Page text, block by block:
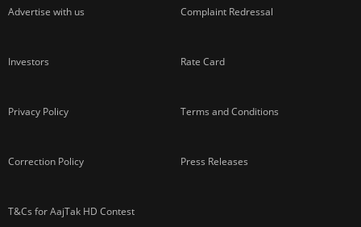
Advertise with us Complaint Redressal
Investors Rate Card
Privacy Policy Terms and Conditions
Correction Policy Press Releases
T&Cs for AajTak HD Contest